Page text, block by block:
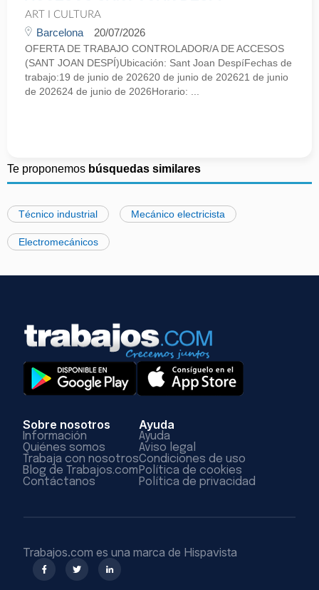
ART I CULTURA
Barcelona 20/07/2026
OFERTA DE TRABAJO CONTROLADOR/A DE ACCESOS
(SANT JOAN DESPÍ)Ubicación: Sant Joan DespíFechas de
trabajo:19 de junio de 202620 de junio de 202621 de junio
de 202624 de junio de 2026Horario: ...
Te proponemos búsquedas similares
Técnico industrial Mecánico electricista
Electromecánicos
Sobre nosotros
Información
Quiénes somos
Trabaja con nosotros
Blog de Trabajos.com
Contáctanos
Ayuda
Ayuda
Aviso legal
Condiciones de uso
Política de cookies
Política de privacidad
Trabajos.com es una marca de Hispavista